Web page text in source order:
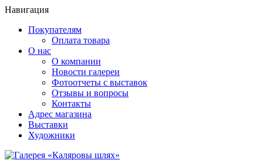
Навигация
Покупателям
Оплата товара
О нас
О компании
Новости галереи
Фотоотчеты с выставок
Отзывы и вопросы
Контакты
Адрес магазина
Выставки
Художники